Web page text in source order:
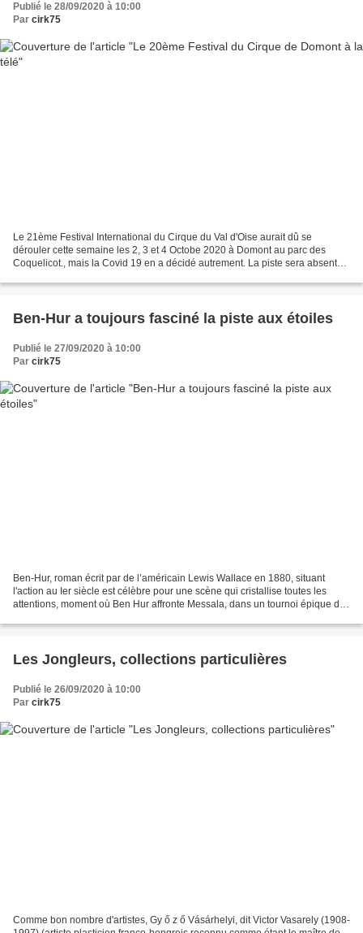
Publié le 28/09/2020 à 10:00
Par cirk75
Le 21ème Festival International du Cirque du Val d'Oise aurait dû se
dérouler cette semaine les 2, 3 et 4 Octobe 2020 à Domont au parc des
Coquelicot., mais la Covid 19 en a décidé autrement. La piste sera absente
Ben-Hur a toujours fasciné la piste aux étoiles
Publié le 27/09/2020 à 10:00
Par cirk75
Ben-Hur, roman écrit par de l’américain Lewis Wallace en 1880, situant
l'action au Ier siècle est célèbre pour une scène qui cristallise toutes les
attentions, moment où Ben Hur affronte Messala, dans un tournoi épique de
Les Jongleurs, collections particulières
Publié le 26/09/2020 à 10:00
Par cirk75
Comme bon nombre d'artistes, Gy ő z ő Vásárhelyi, dit Victor Vasarely (1908-